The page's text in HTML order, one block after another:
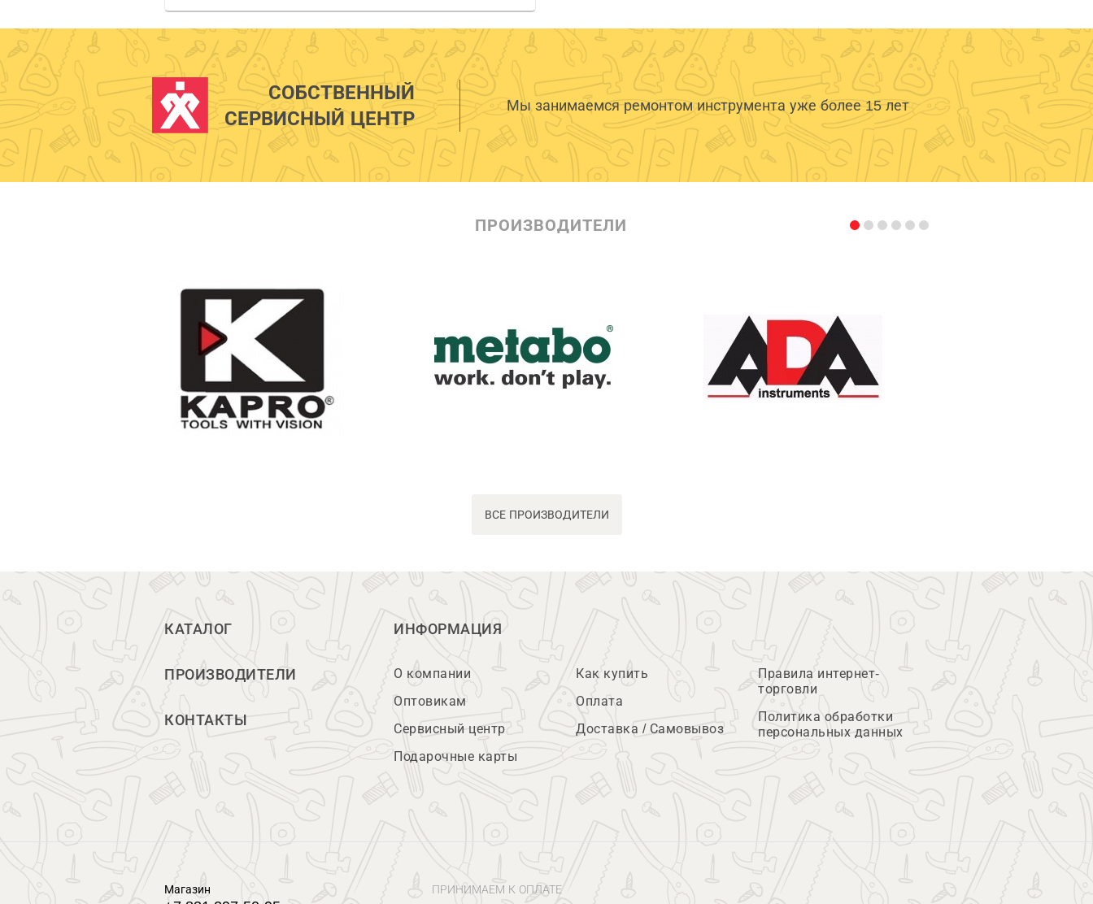
СОБСТВЕННЫЙ
СЕРВИСНЫЙ ЦЕНТР
Мы занимаемся ремонтом инструмента уже более 15 лет
ПРОИЗВОДИТЕЛИ
ВСЕ ПРОИЗВОДИТЕЛИ
КАТАЛОГ
ПРОИЗВОДИТЕЛИ
КОНТАКТЫ
ИНФОРМАЦИЯ
О компании
Оптовикам
Сервисный центр
Подарочные карты
Как купить
Оплата
Доставка / Самовывоз
Правила интернет-
торговли
Политика обработки
персональных данных
Магазин ПРИНИМАЕМ К ОПЛАТЕ